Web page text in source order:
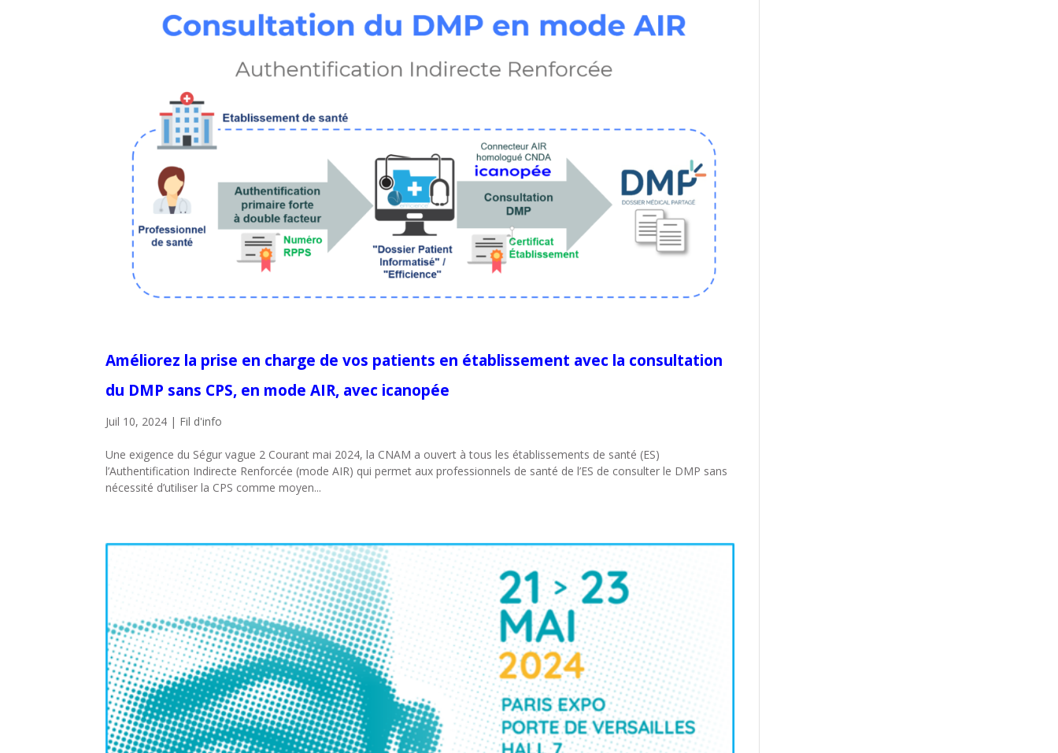
Améliorez la prise en charge de vos patients en établissement avec la consultation
du DMP sans CPS, en mode AIR, avec icanopée
Juil 10, 2024 | Fil d'info
Une exigence du Ségur vague 2 Courant mai 2024, la CNAM a ouvert à tous les établissements de santé (ES)
l’Authentification Indirecte Renforcée (mode AIR) qui permet aux professionnels de santé de l’ES de consulter le DMP sans
nécessité d’utiliser la CPS comme moyen...